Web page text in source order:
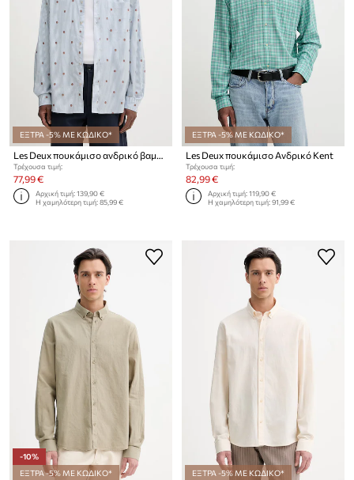
ΕΞΤΡΑ -5% ΜΕ ΚΩΔΙΚΟ*
Les Deux πουκάμισο ανδρικό βαμβακερό Kolton
Τρέχουσα τιμή:
77,99 €
Αρχική τιμή:139,90 €
Η χαμηλότερη τιμή:85,99 €
ΕΞΤΡΑ -5% ΜΕ ΚΩΔΙΚΟ*
Les Deux πουκάμισο Ανδρικό Kent
Τρέχουσα τιμή:
82,99 €
Αρχική τιμή:119,90 €
Η χαμηλότερη τιμή:91,99 €
-10%
ΕΞΤΡΑ -5% ΜΕ ΚΩΔΙΚΟ*
ΕΞΤΡΑ -5% ΜΕ ΚΩΔΙΚΟ*